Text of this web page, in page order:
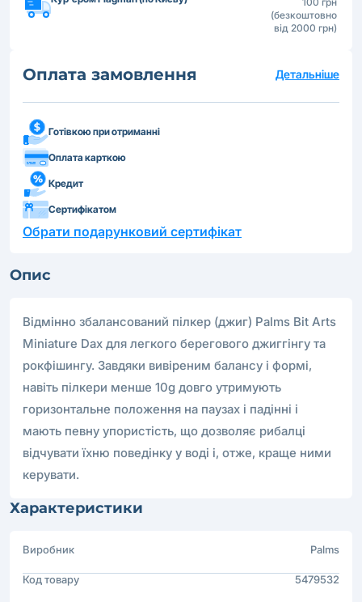
(безкоштовно
від 2000 грн)
Оплата замовлення Детальніше
Готівкою при отриманні
Оплата карткою
Кредит
Сертифікатом
Обрати подарунковий сертифікат
Опис
Відмінно збалансований пілкер (джиг) Palms Bit Arts
Miniature Dax для легкого берегового джиггінгу та
рокфішингу. Завдяки вивіреним балансу і формі,
навіть пілкери менше 10g довго утримують
горизонтальне положення на паузах і падінні і
мають певну упористість, що дозволяє рибалці
відчувати їхню поведінку у воді і, отже, краще ними
керувати.
Характеристики
Виробник Palms
Код товару 5479532